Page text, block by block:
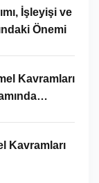
İşleyişi ve
Önemi
Kavramları
Kavramları